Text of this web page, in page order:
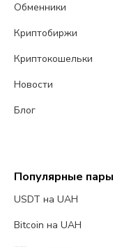
Обменники
Криптобиржи
Криптокошельки
Новости
Блог
Популярные пары
USDT на UAH
Bitcoin на UAH